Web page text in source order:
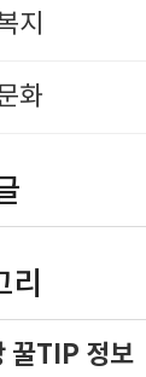
지
화
리
꿀TIP 정보